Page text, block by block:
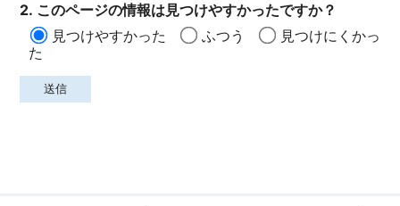
2. このページの情報は見つけやすかったですか？
見つけやすかった
ふつう
見つけにくかっ
た